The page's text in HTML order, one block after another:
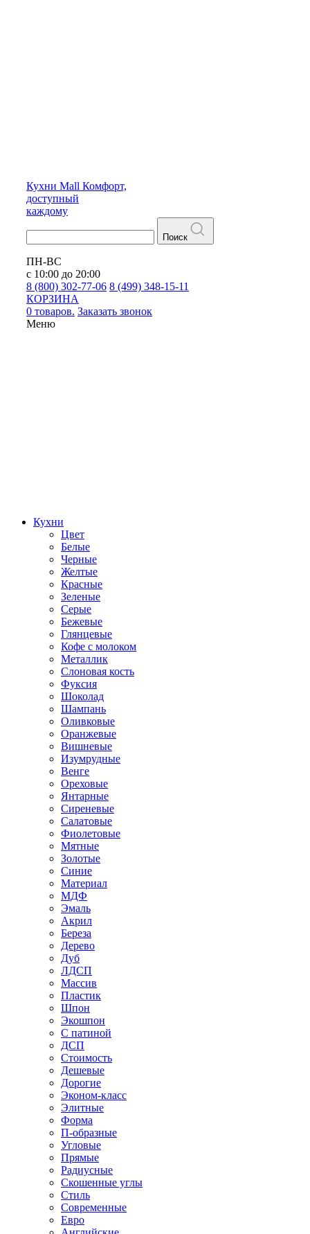
Кухни Mall Комфорт,
доступный
каждому
Поиск
ПН-ВС
с 10:00 до 20:00
8 (800) 302-77-06 8 (499) 348-15-11
КОРЗИНА
0 товаров. Заказать звонок
Меню
Кухни
Цвет
Белые
Черные
Желтые
Красные
Зеленые
Серые
Бежевые
Глянцевые
Кофе с молоком
Металлик
Слоновая кость
Фуксия
Шоколад
Шампань
Оливковые
Оранжевые
Вишневые
Изумрудные
Венге
Ореховые
Янтарные
Сиреневые
Салатовые
Фиолетовые
Мятные
Золотые
Синие
Материал
МДФ
Эмаль
Акрил
Береза
Дерево
Дуб
ЛДСП
Массив
Пластик
Шпон
Экошпон
С патиной
ДСП
Стоимость
Дешевые
Дорогие
Эконом-класс
Элитные
Форма
П-образные
Угловые
Прямые
Радиусные
Скошенные углы
Стиль
Современные
Евро